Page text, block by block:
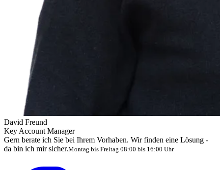
David Freund
Key Account Manager
Gern berate ich Sie bei Ihrem Vorhaben. Wir finden eine Lösung -
da bin ich mir sicher.Montag bis Freitag 08:00 bis 16:00 Uhr